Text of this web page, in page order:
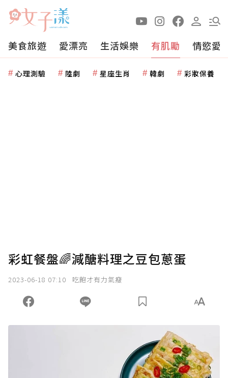
美食旅遊 愛漂亮 生活娛樂 有肌勵 情慾愛
心理測驗 陸劇 星座生肖 韓劇 彩妝保養
彩虹餐盤🌈減醣料理之豆包蔥蛋
2023-06-18 07:10 吃飽才有力氣瘦